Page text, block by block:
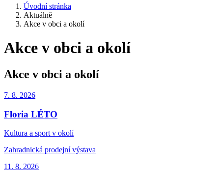
Úvodní stránka
Aktuálně
Akce v obci a okolí
Akce v obci a okolí
Akce v obci a okolí
7. 8. 2026
Floria LÉTO
Kultura a sport v okolí
Zahradnická prodejní výstava
11. 8. 2026